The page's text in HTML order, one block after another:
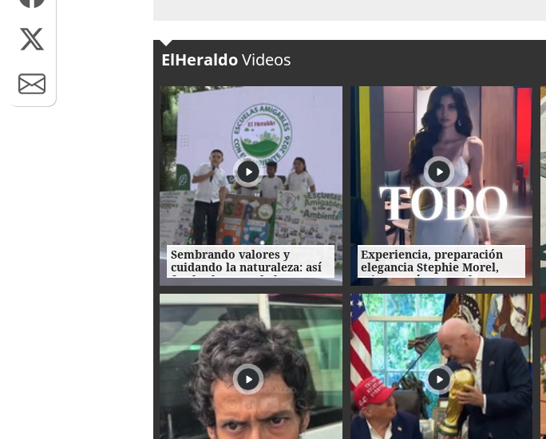
ElHeraldoVideos
Sembrando valores y
cuidando la naturaleza: así
fue la clausura de las
Escuelas Amigables con el
Ambiente
Experiencia, preparación
elegancia Stephie Morel,
Miss Cortés va por la corona
de Miss Honduras 2026